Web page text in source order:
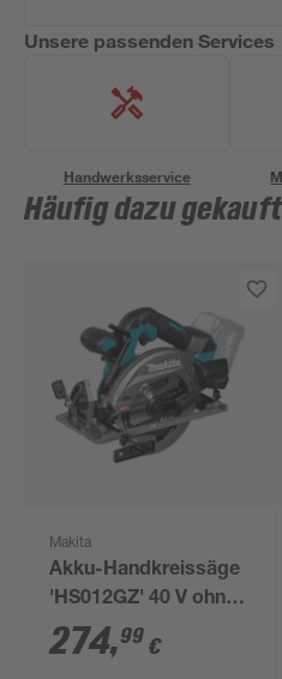
Unsere passenden Services
Handwerksservice
Häufig dazu gekauft
Makita
Akku-Handkreissäge
'HS012GZ' 40 V ohne
Akku, Ø 165 mm
274,99 €